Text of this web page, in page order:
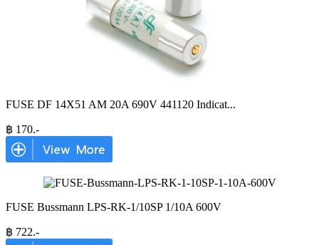
FUSE DF 14X51 AM 20A 690V 441120 Indicat...
฿ 170.-
FUSE Bussmann LPS-RK-1/10SP 1/10A 600V
฿ 722.-